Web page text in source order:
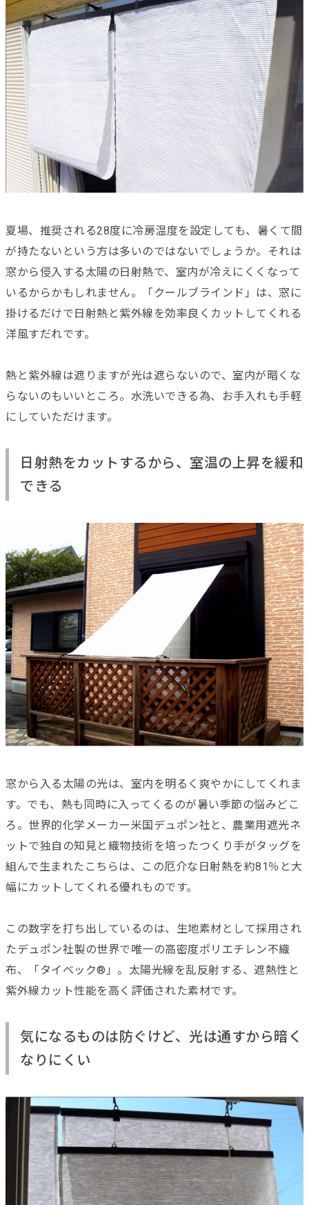
夏場、推奨される28度に冷房温度を設定しても、暑くて間
が持たないという方は多いのではないでしょうか。それは
窓から侵入する太陽の日射熱で、室内が冷えにくくなって
いるからかもしれません。「クールブラインド」は、窓に
掛けるだけで日射熱と紫外線を効率良くカットしてくれる
洋風すだれです。
熱と紫外線は遮りますが光は遮らないので、室内が暗くな
らないのもいいところ。水洗いできる為、お手入れも手軽
にしていただけます。
日射熱をカットするから、室温の上昇を緩和
できる
窓から入る太陽の光は、室内を明るく爽やかにしてくれま
す。でも、熱も同時に入ってくるのが暑い季節の悩みどこ
ろ。世界的化学メーカー米国デュポン社と、農業用遮光ネ
ットで独自の知見と織物技術を培ったつくり手がタッグを
組んで生まれたこちらは、この厄介な日射熱を約81％と大
幅にカットしてくれる優れものです。
この数字を打ち出しているのは、生地素材として採用され
たデュポン社製の世界で唯一の高密度ポリエチレン不織
布、「タイベック®」。太陽光線を乱反射する、遮熱性と
紫外線カット性能を高く評価された素材です。
気になるものは防ぐけど、光は通すから暗く
なりにくい